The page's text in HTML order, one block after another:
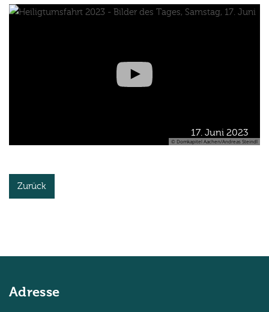
17. Juni 2023
© Domkapitel Aachen/Andreas Steindl
Zurück
Adresse